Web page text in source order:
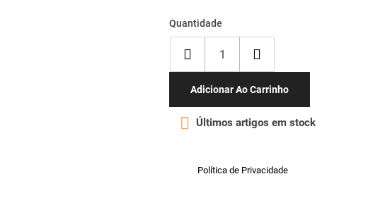
Quantidade
Adicionar Ao Carrinho
 Últimos artigos em stock
Política de Privacidade